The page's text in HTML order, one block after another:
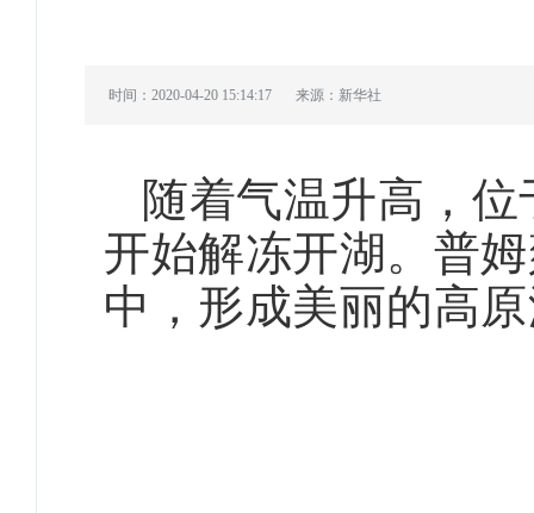
时间：2020-04-20 15:14:17 来源：新华社
随着气温升高，
开始解冻开湖。普
中，形成美丽的高